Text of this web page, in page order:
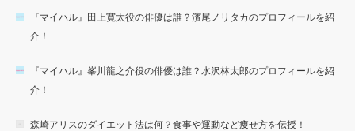
『マイハル』田上寛太役の俳優は誰？濱尾ノリタカのプロフィールを紹
介！
『マイハル』峯川龍之介役の俳優は誰？水沢林太郎のプロフィールを紹
介！
森崎アリスのダイエット法は何？食事や運動など痩せ方を伝授！